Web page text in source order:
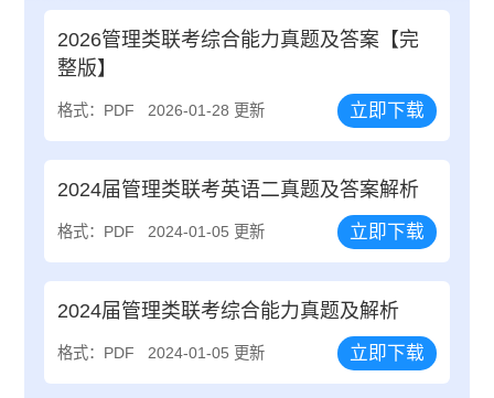
2026管理类联考综合能力真题及答案【完
整版】
格式：PDF 2026-01-28 更新 立即下载
2024届管理类联考英语二真题及答案解析
格式：PDF 2024-01-05 更新 立即下载
2024届管理类联考综合能力真题及解析
格式：PDF 2024-01-05 更新 立即下载